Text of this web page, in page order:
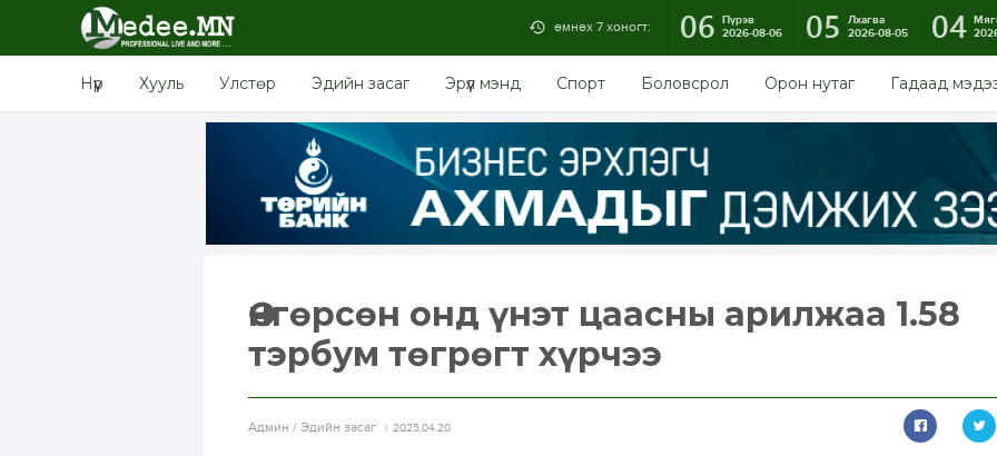
өмнөх 7 хоногт: 06 Пүрэв
2026-08-06
05
Лхагва
2026-08-05
04
Нүүр Хууль Улстөр Эдийн засаг Эрүүл мэнд Спорт Боловсрол Орон нутаг Гадаад
Өнгөрсөн онд үнэт цаасны арилжаа 1.58
тэрбум төгрөгт хүрчээ
Aдмин / Эдийн засаг 2025.04.20